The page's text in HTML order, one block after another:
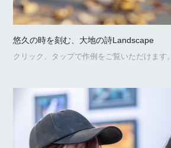
悠久の時を刻む、大地の詩Landscape
クリック、タップで作例をご覧いただけます。